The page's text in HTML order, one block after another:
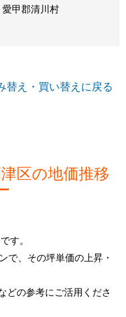
愛甲郡清川村
替え・買い替えに戻る
区の地価推移
す。
で、その坪単価の上昇・
どの参考にご活用くださ